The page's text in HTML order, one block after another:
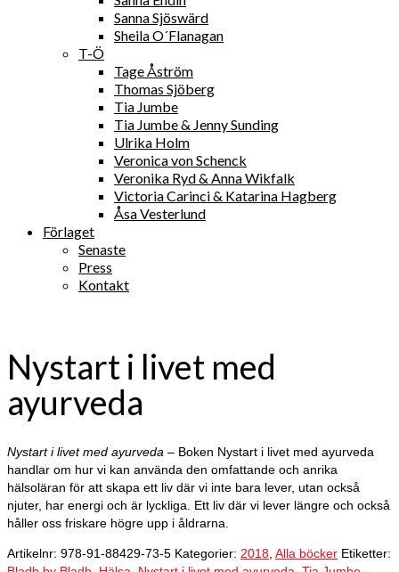
Sanna Sjöswärd
Sheila O´Flanagan
T-Ö
Tage Åström
Thomas Sjöberg
Tia Jumbe
Tia Jumbe & Jenny Sunding
Ulrika Holm
Veronica von Schenck
Veronika Ryd & Anna Wikfalk
Victoria Carinci & Katarina Hagberg
Åsa Vesterlund
Förlaget
Senaste
Press
Kontakt
Nystart i livet med
ayurveda
Nystart i livet med ayurveda – Boken Nystart i livet med ayurveda
handlar om hur vi kan använda den omfattande och anrika
hälsoläran för att skapa ett liv där vi inte bara lever, utan också
njuter, har energi och är lyckliga. Ett liv där vi lever längre och också
håller oss friskare högre upp i åldrarna.
Artikelnr: 978-91-88429-73-5 Kategorier: 2018 Alla böcker Etiketter: